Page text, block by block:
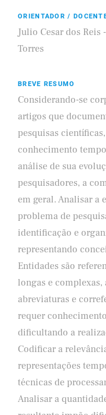
ORIENTADOR /
Julio Cesar dos
Torres
BREVE RESUMO
Considerando-se
artigos que
pesquisas
conhecimento
análise de sua
pesquisadores, a
em geral. Analisar a
problema de
identificação e
representando
Entidades são
longas e
abreviaturas e
requer
dificultando a
Codificar a
representações
técnicas de
Analisar a